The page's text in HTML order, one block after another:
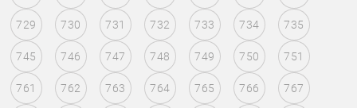
729 730 731 732 733 734 735
745 746 747 748 749 750 751
761 762 763 764 765 766 767